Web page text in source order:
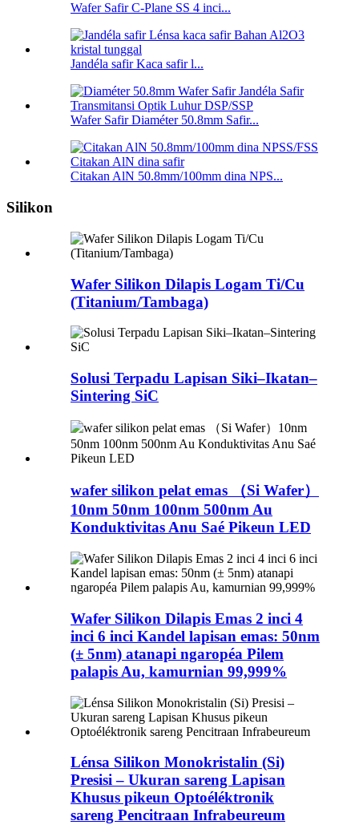
Wafer Safir C-Plane SS 4 inci...
Jandéla safir Kaca safir l...
Wafer Safir Diaméter 50.8mm Safir...
Citakan AlN 50.8mm/100mm dina NPS...
Silikon
Wafer Silikon Dilapis Logam Ti/Cu
(Titanium/Tambaga)
Solusi Terpadu Lapisan Siki–Ikatan–
Sintering SiC
wafer silikon pelat emas （Si Wafer）
10nm 50nm 100nm 500nm Au
Konduktivitas Anu Saé Pikeun LED
Wafer Silikon Dilapis Emas 2 inci 4
inci 6 inci Kandel lapisan emas: 50nm
(± 5nm) atanapi ngaropéa Pilem
palapis Au, kamurnian 99,999%
Lénsa Silikon Monokristalin (Si)
Presisi – Ukuran sareng Lapisan
Khusus pikeun Optoéléktronik
sareng Pencitraan Infrabeureum